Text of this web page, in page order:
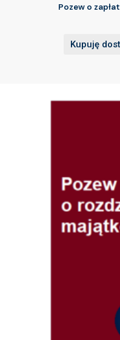
Pozew o
Kupuję